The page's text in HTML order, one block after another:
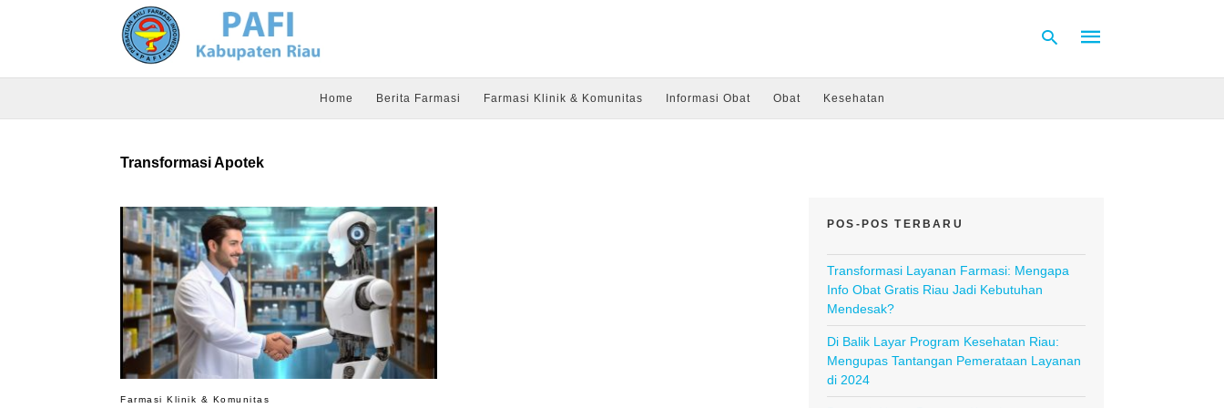
Home Berita Farmasi Farmasi Klinik & Komunitas Informasi Obat Obat Kesehatan
Transformasi Apotek
Farmasi Klinik & Komunitas
POS-POS TERBARU
Transformasi Layanan Farmasi: Mengapa
Info Obat Gratis Riau Jadi Kebutuhan
Mendesak?
Di Balik Layar Program Kesehatan Riau:
Mengupas Tantangan Pemerataan Layanan
di 2024